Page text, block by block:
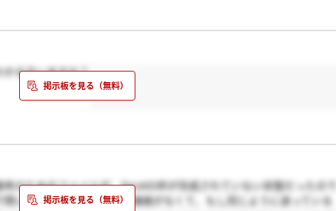
かる方いますか？
のためのファイルが、Excelの枠が完成されていない状態だったの
い合わせをしたのですが連絡がなくて、もし同じように迷っている